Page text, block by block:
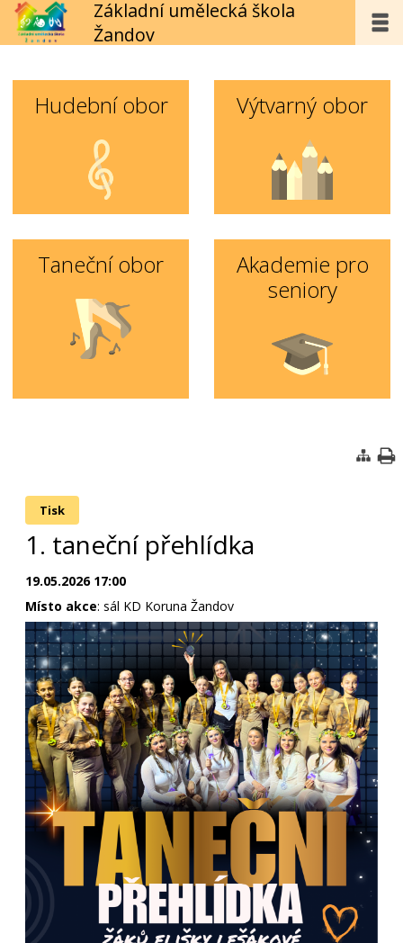
Základní umělecká škola
Žandov
Hudební obor Výtvarný obor
Taneční obor
Akademie pro
seniory
Tisk
1. taneční přehlídka
19.05.2026 17:00
Místo akce: sál KD Koruna Žandov